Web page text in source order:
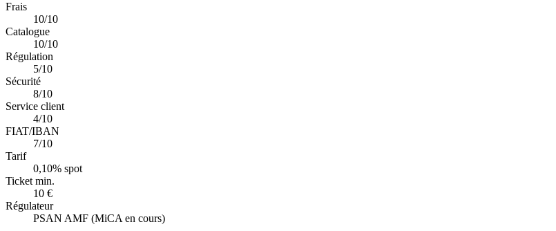
Frais
10/10
Catalogue
10/10
Régulation
5/10
Sécurité
8/10
Service client
4/10
FIAT/IBAN
7/10
Tarif
0,10% spot
Ticket min.
10 €
Régulateur
PSAN AMF (MiCA en cours)